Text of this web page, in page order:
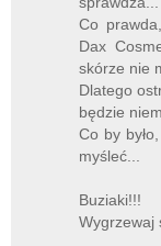
Co
Dax
skórze nie
Dlatego
będzie
Co by
myśleć...
Buziaki!!!
Wygrzewaj